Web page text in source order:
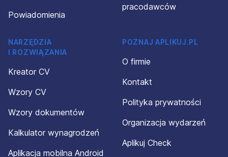
Powiadomienia
pracodawców
NARZĘDZIA
I ROZWIĄZANIA
Kreator CV
Wzory CV
Wzory dokumentów
Kalkulator wynagrodzeń
Aplikacja mobilna Android
POZNAJ APLIKUJ.PL
O firmie
Kontakt
Polityka prywatności
Organizacja wydarzeń
Aplikuj Check